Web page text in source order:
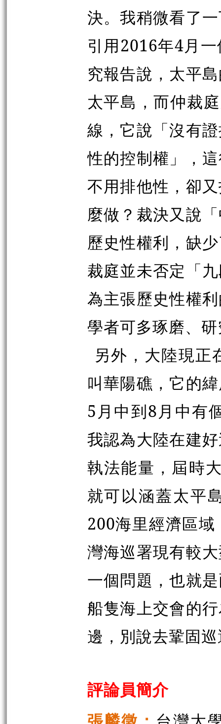
決。我稍微看了
引用2016年4月
究報告說，太平
太平島，而仲裁
線，它說「沒有
性的控制權」，
不用排他性，卻
麼做？裁決又說
歷史性權利，缺
裁庭並未否定「
為主張歷史性權
學者可多琢磨、
另外，大陸現正
叫華陽礁，它的
5月中到8月中有
我認為大陸在建
執法能量，屆時
就可以涵蓋太平
200海里經濟區
灣海巡署現有較
一個問題，也就
船隻海上交會的
邊，別說去鞏固
評論員簡介